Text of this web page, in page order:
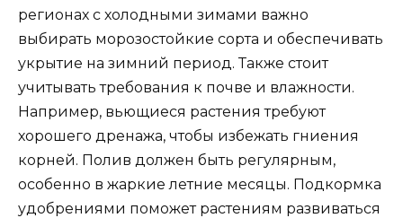
регионах с холодными зимами важно
выбирать морозостойкие сорта и обеспечивать
укрытие на зимний период. Также стоит
учитывать требования к почве и влажности.
Например, вьющиеся растения требуют
хорошего дренажа, чтобы избежать гниения
корней. Полив должен быть регулярным,
особенно в жаркие летние месяцы. Подкормка
удобрениями поможет растениям развиваться